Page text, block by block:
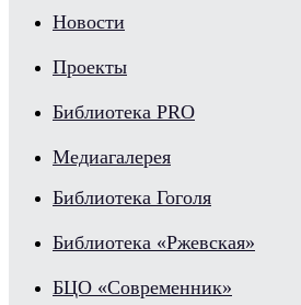
Новости
Проекты
Библиотека PRO
Медиагалерея
Библиотека Гоголя
Библиотека «Ржевская»
БЦО «Современник»